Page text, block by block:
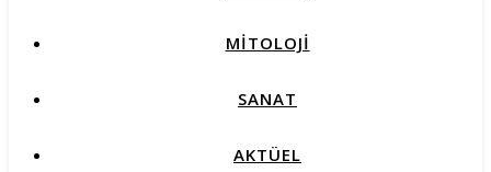
MİTOLOJİ
SANAT
AKTÜEL